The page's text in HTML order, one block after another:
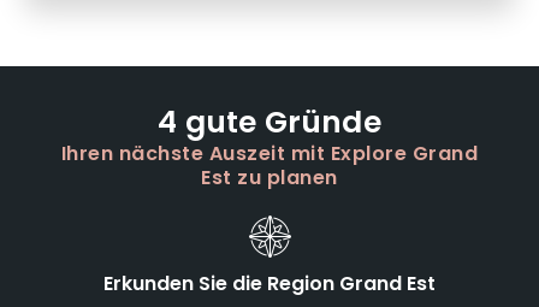
4 gute Gründe
Ihren nächste Auszeit mit Explore Grand
Est zu planen
Erkunden Sie die Region Grand Est